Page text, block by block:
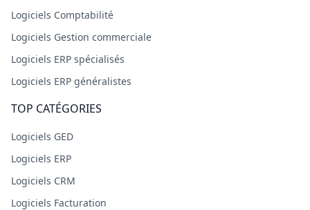
Logiciels Comptabilité
Logiciels Gestion commerciale
Logiciels ERP spécialisés
Logiciels ERP généralistes
TOP CATÉGORIES
Logiciels GED
Logiciels ERP
Logiciels CRM
Logiciels Facturation